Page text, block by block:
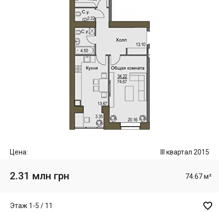
Цена: III квартал 2015
2.31 млн грн 74.67 м²
Этаж 1-5 / 11 